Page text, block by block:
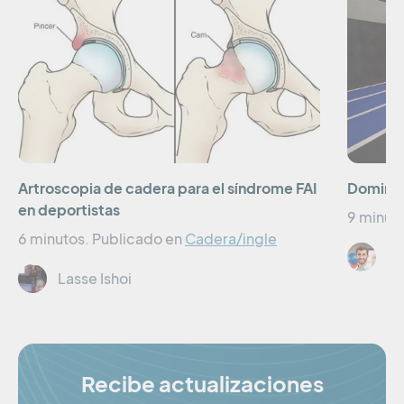
Artroscopia de cadera para el síndrome FAI
en deportistas
6 minutos. Publicado en Cadera/ingle
Lasse Ishoi
9
Recibe actualizaciones